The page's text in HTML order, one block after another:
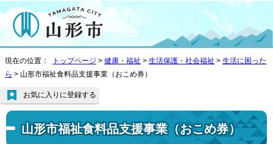
現在の位置： トップページ > 健康・福祉 > 生活保護・社会福祉 > 生活に困った
ら > 山形市福祉食料品支援事業（おこめ券）
山形市福祉食料品支援事業（おこめ券）
お気に入りに登録する